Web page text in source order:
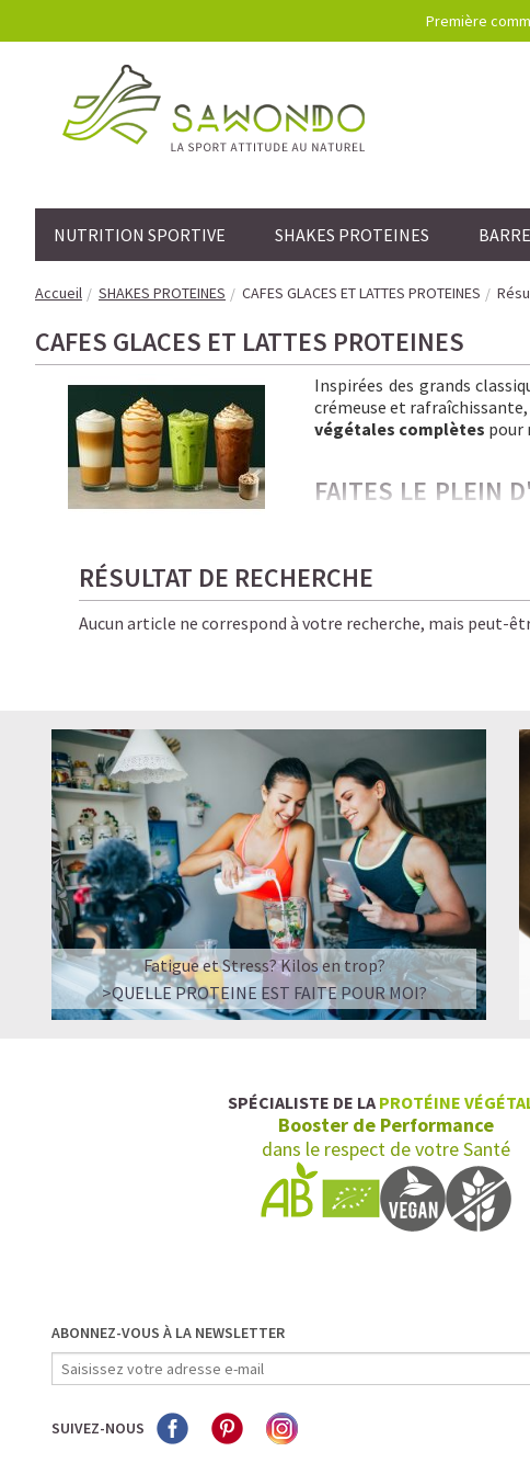
Première
NUTRITION SPORTIVE SHAKES PROTEINES
Accueil SHAKES PROTEINES CAFES GLACES ET LATTES PROTEINES
CAFES GLACES ET LATTES PROTEINES
Inspirées des grands
crémeuse et rafraîchissante,
végétales complètes pour
FAITES LE PLEIN
Froides, onctueuses,
amateurs de café… et de
Ici, chaque gorgée allie
LE PLAISIR D’UN
☕ LATTE MACCHIATO
RÉSULTAT DE RECHERCHE
Aucun article ne correspond à votre recherche, mais peut-
Fatigue et Stress? Kilos en trop?
>QUELLE PROTEINE EST FAITE POUR MOI?
SPÉCIALISTE DE LA PROTÉINE
Booster de Performance
dans le respect de votre Santé
ABONNEZ-VOUS À LA NEWSLETTER
SUIVEZ-NOUS